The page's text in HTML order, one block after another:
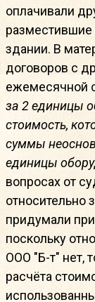
оплачивали
здании. В
договоров с
ежемесячной
за 2 единицы
стоимость,
суммы
единицы
вопросах от
относительно
придумали
поскольку
ООО "Б-т" нет,
расчёта